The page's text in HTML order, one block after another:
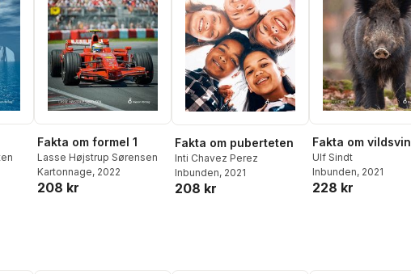
Fakta om formel 1
Lasse Højstrup Sørensen
Kartonnage, 2022
208 kr
Fakta om puberteten
Inti Chavez Perez
Inbunden, 2021
208 kr
Fakta om vildsvin
Ulf Sindt
Inbunden, 2021
228 kr